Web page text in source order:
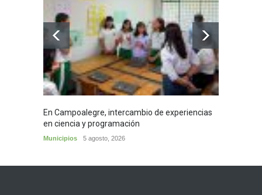
En Campoalegre, intercambio de experiencias
en ciencia y programación
Municipios 5 agosto, 2026